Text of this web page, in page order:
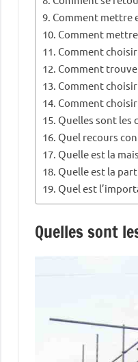
Comment mettre
Comment
Comment
Comment
Comment
Comment
Quelles sont les
Quel recours
Quelle est la
Quelle est la
Quel est
Quelles sont